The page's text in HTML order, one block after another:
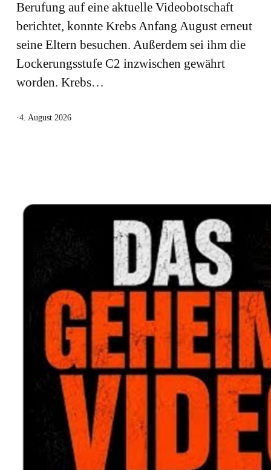
Berufung auf eine aktuelle Videobotschaft
berichtet, konnte Krebs Anfang August erneut
seine Eltern besuchen. Außerdem sei ihm die
Lockerungsstufe C2 inzwischen gewährt
worden. Krebs…
·4. August 2026